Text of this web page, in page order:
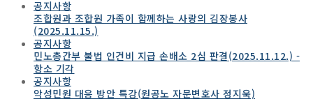
공지사항
조합원과 조합원 가족이 함께하는 사랑의 김장봉사
(2025.11.15.)
공지사항
민노총간부 불법 인건비 지급 손배소 2심 판결(2025.11.12.) -
항소 기각
공지사항
악성민원 대응 방안 특강(원공노 자문변호사 정지욱)